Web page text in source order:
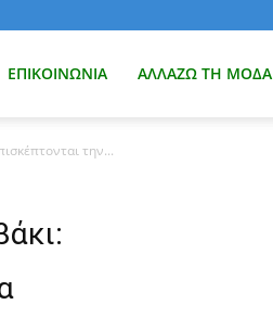
ΕΠΙΚΟΙΝΩΝΊΑ ΑΛΛΆΖΩ ΤΗ ΜΌΔΑ
την...